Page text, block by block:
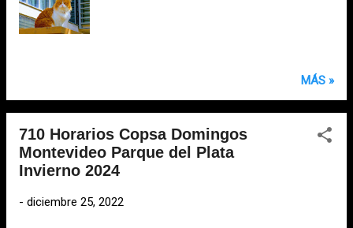
MÁS »
710 Horarios Copsa Domingos
Montevideo Parque del Plata
Invierno 2024
- diciembre 25, 2022